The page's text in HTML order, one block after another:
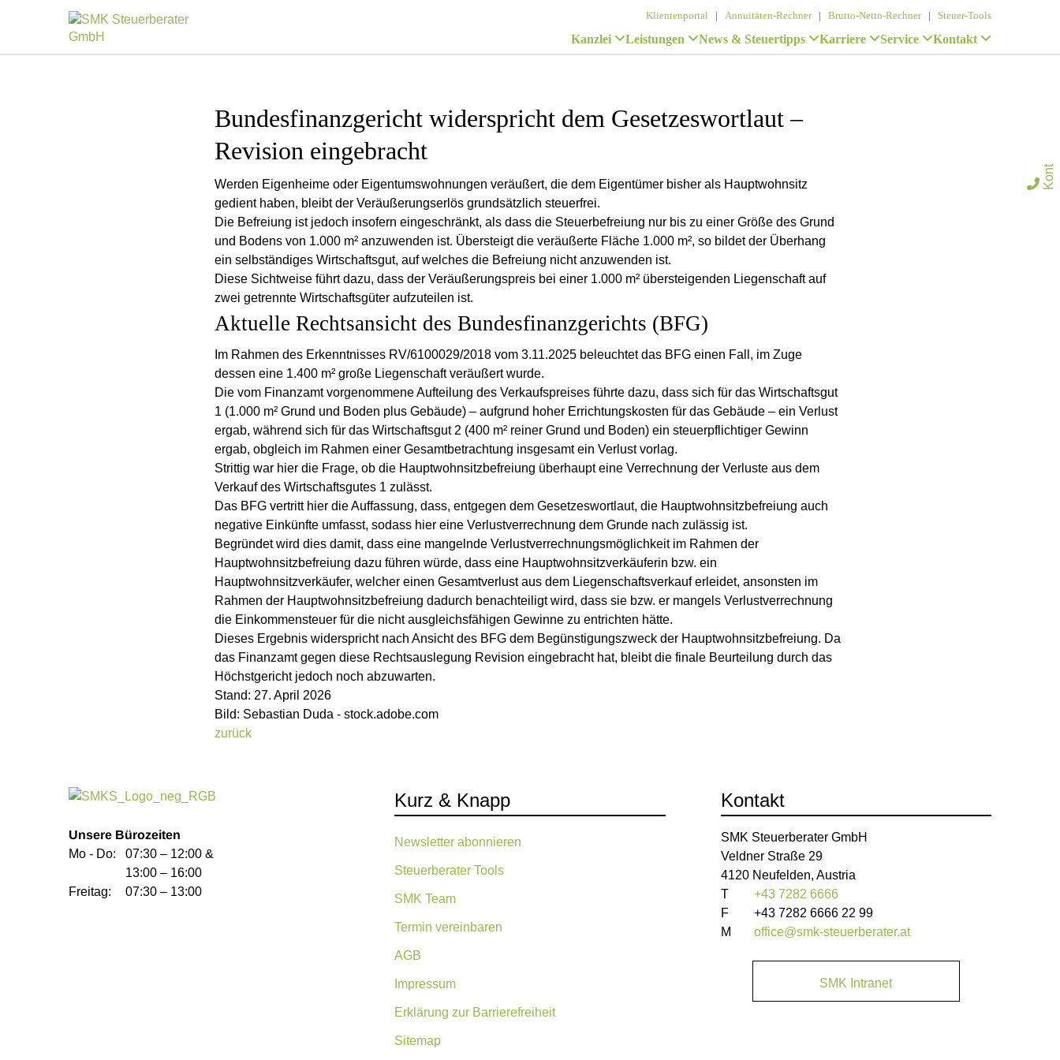
 K
n
t
a
k
Klientenportal Annuitäten-Rechner Brutto-Netto-Rechner Steuer-Tools
Kanzlei Leistungen News & Steuertipps Karriere Service Kontakt
Bundesfinanzgericht widerspricht dem Gesetzeswortlaut –
Revision eingebracht
Werden Eigenheime oder Eigentumswohnungen veräußert, die dem Eigentümer bisher als Hauptwohnsitz
gedient haben, bleibt der Veräußerungserlös grundsätzlich steuerfrei.
Die Befreiung ist jedoch insofern eingeschränkt, als dass die Steuerbefreiung nur bis zu einer Größe des Grund
und Bodens von 1.000 m² anzuwenden ist. Übersteigt die veräußerte Fläche 1.000 m², so bildet der Überhang
ein selbständiges Wirtschaftsgut, auf welches die Befreiung nicht anzuwenden ist.
Diese Sichtweise führt dazu, dass der Veräußerungspreis bei einer 1.000 m² übersteigenden Liegenschaft auf
zwei getrennte Wirtschaftsgüter aufzuteilen ist.
Aktuelle Rechtsansicht des Bundesfinanzgerichts (BFG)
Im Rahmen des Erkenntnisses RV/6100029/2018 vom 3.11.2025 beleuchtet das BFG einen Fall, im Zuge
dessen eine 1.400 m² große Liegenschaft veräußert wurde.
Die vom Finanzamt vorgenommene Aufteilung des Verkaufspreises führte dazu, dass sich für das Wirtschaftsgut
1 (1.000 m² Grund und Boden plus Gebäude) – aufgrund hoher Errichtungskosten für das Gebäude – ein Verlust
ergab, während sich für das Wirtschaftsgut 2 (400 m² reiner Grund und Boden) ein steuerpflichtiger Gewinn
ergab, obgleich im Rahmen einer Gesamtbetrachtung insgesamt ein Verlust vorlag.
Strittig war hier die Frage, ob die Hauptwohnsitzbefreiung überhaupt eine Verrechnung der Verluste aus dem
Verkauf des Wirtschaftsgutes 1 zulässt.
Das BFG vertritt hier die Auffassung, dass, entgegen dem Gesetzeswortlaut, die Hauptwohnsitzbefreiung auch
negative Einkünfte umfasst, sodass hier eine Verlustverrechnung dem Grunde nach zulässig ist.
Begründet wird dies damit, dass eine mangelnde Verlustverrechnungsmöglichkeit im Rahmen der
Hauptwohnsitzbefreiung dazu führen würde, dass eine Hauptwohnsitzverkäuferin bzw. ein
Hauptwohnsitzverkäufer, welcher einen Gesamtverlust aus dem Liegenschaftsverkauf erleidet, ansonsten im
Rahmen der Hauptwohnsitzbefreiung dadurch benachteiligt wird, dass sie bzw. er mangels Verlustverrechnung
die Einkommensteuer für die nicht ausgleichsfähigen Gewinne zu entrichten hätte.
Dieses Ergebnis widerspricht nach Ansicht des BFG dem Begünstigungszweck der Hauptwohnsitzbefreiung. Da
das Finanzamt gegen diese Rechtsauslegung Revision eingebracht hat, bleibt die finale Beurteilung durch das
Höchstgericht jedoch noch abzuwarten.
Stand: 27. April 2026
Bild: Sebastian Duda - stock.adobe.com
zurück
Unsere Bürozeiten
Mo - Do: 07:30 – 12:00 &
13:00 – 16:00
Freitag:
07:30 – 13:00
Kurz & Knapp
Newsletter abonnieren
Steuerberater Tools
SMK Team
Termin vereinbaren
AGB
Impressum
Erklärung zur Barrierefreiheit
Sitemap
Kontakt
SMK Steuerberater GmbH
Veldner Straße 29
4120 Neufelden, Austria
T +43 7282 6666
F
+43 7282 6666 22 99
M
office@smk-steuerberater.at
SMK Intranet